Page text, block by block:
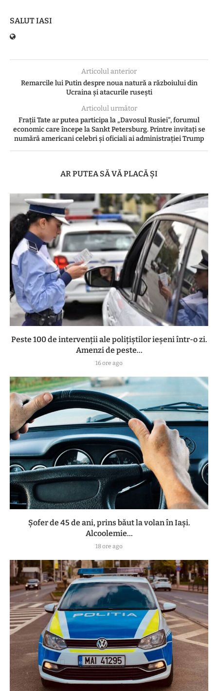
SALUT IASI
Articolul anterior
Remarcile lui Putin despre noua natură a războiului din
Ucraina și atacurile rusești
Articolul următor
Frații Tate ar putea participa la „Davosul Rusiei”, forumul
economic care începe la Sankt Petersburg. Printre invitați se
numără americani celebri şi oficiali ai administraţiei Trump
AR PUTEA SĂ VĂ PLACĂ ȘI
Peste 100 de intervenții ale polițiștilor ieșeni într-o zi.
Amenzi de peste...
16 ore ago
Șofer de 45 de ani, prins băut la volan în Iași.
Alcoolemie...
18 ore ago